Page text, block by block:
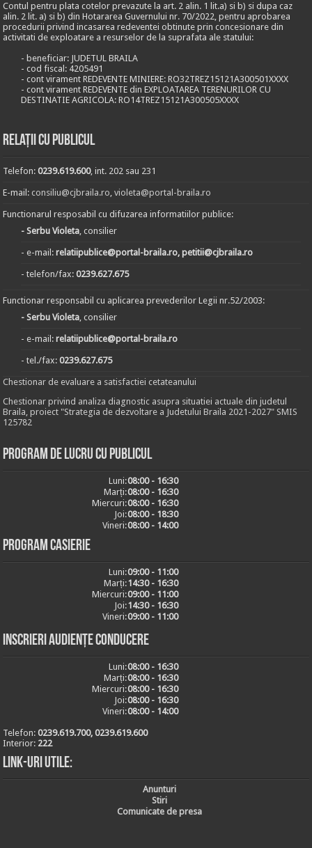
Contul pentru plata cotelor prevazute la art. 2 alin. 1 lit.a) si b) si dupa caz
alin. 2 lit. a) si b) din Hotararea Guvernului nr. 70/2022, pentru aprobarea
procedurii privind incasarea redeventei obtinute prin concesionare din
activitati de exploatare a resurselor de la suprafata ale statului:
- beneficiar: JUDETUL BRAILA
- cod fiscal: 4205491
- cont virament REDEVENTE MINIERE: RO32TREZ15121A300501XXXX
- cont virament REDEVENTE din EXPLOATAREA TERENURILOR CU
DESTINATIE AGRICOLA: RO14TREZ15121A300505XXXX
Relații cu publicul
Telefon:0239.619.600, int. 202 sau 231
E-mail:consiliu@cjbraila.ro,violeta@portal-braila.ro
Functionarul resposabil cu difuzarea informatiilor publice:
- Serbu Violeta, consilier
- e-mail:relatiipublice@portal-braila.ro, petitii@cjbraila.ro
- telefon/fax:0239.627.675
Functionar responsabil cu aplicarea prevederilor Legii nr.52/2003:
- Serbu Violeta, consilier
- e-mail:relatiipublice@portal-braila.ro
- tel./fax:0239.627.675
Chestionar de evaluare a satisfactiei cetateanului
Chestionar privind analiza diagnostic asupra situatiei actuale din judetul
Braila, proiect "Strategia de dezvoltare a Judetului Braila 2021-2027" SMIS
125782
Program de lucru cu publicul
Luni:08:00 - 16:30
Marți:08:00 - 16:30
Miercuri:08:00 - 16:30
Joi:08:00 - 18:30
Vineri:08:00 - 14:00
Program casierie
Luni:09:00 - 11:00
Marți:14:30 - 16:30
Miercuri:09:00 - 11:00
Joi:14:30 - 16:30
Vineri:09:00 - 11:00
Inscrieri audiențe conducere
Luni:08:00 - 16:30
Marți:08:00 - 16:30
Miercuri:08:00 - 16:30
Joi:08:00 - 16:30
Vineri:08:00 - 14:00
Telefon:0239.619.700, 0239.619.600
Interior: 222
Link-uri utile:
Anunturi
Stiri
Comunicate de presa